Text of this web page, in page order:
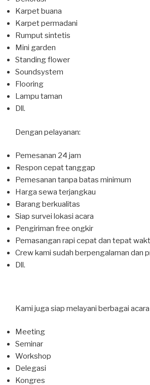
Karpet buana
Karpet permadani
Rumput sintetis
Mini garden
Standing flower
Soundsystem
Flooring
Lampu taman
Dll.
Dengan pelayanan:
Pemesanan 24 jam
Respon cepat tanggap
Pemesanan tanpa batas minimum
Harga sewa terjangkau
Barang berkualitas
Siap survei lokasi acara
Pengiriman free ongkir
Pemasangan rapi cepat dan tepat
Crew kami sudah berpengalaman dan
Dll.
Kami juga siap melayani berbagai
Meeting
Seminar
Workshop
Delegasi
Kongres